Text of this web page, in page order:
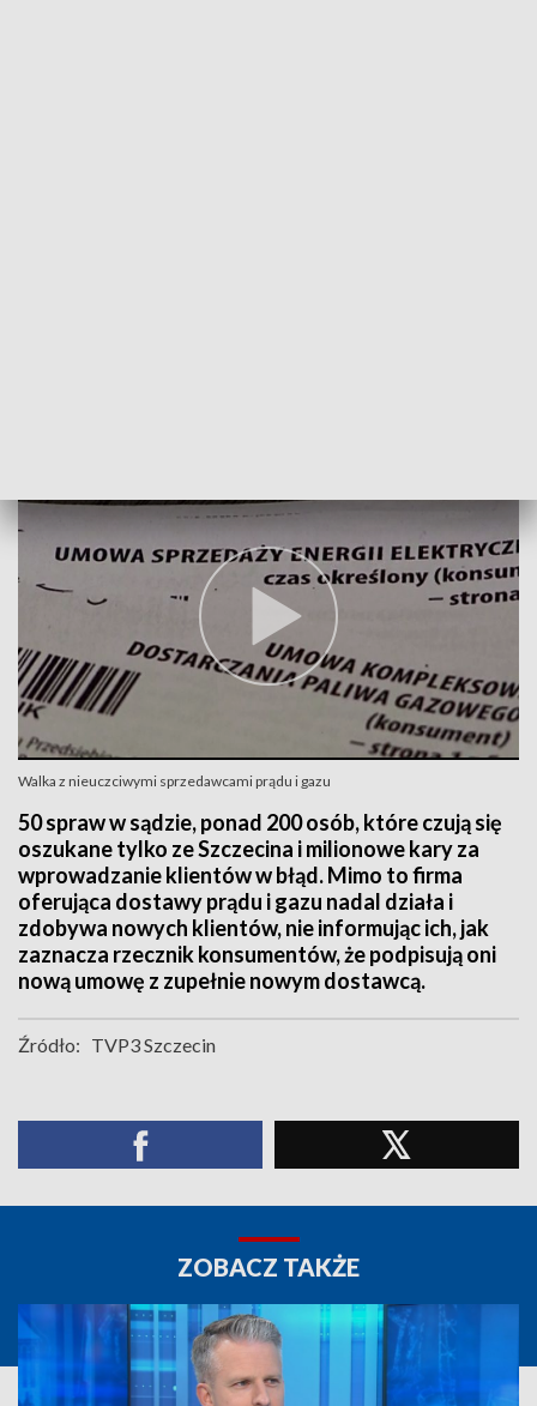
Walka z nieuczciwymi sprzedawcami prądu i gazu
50 spraw w sądzie, ponad 200 osób, które czują się
oszukane tylko ze Szczecina i milionowe kary za
wprowadzanie klientów w błąd. Mimo to firma
oferująca dostawy prądu i gazu nadal działa i
zdobywa nowych klientów, nie informując ich, jak
zaznacza rzecznik konsumentów, że podpisują oni
nową umowę z zupełnie nowym dostawcą.
Źródło: TVP3 Szczecin
ZOBACZ TAKŻE